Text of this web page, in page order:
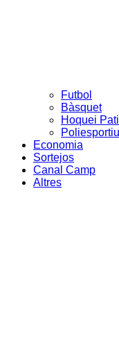
Futbol
Bàsquet
Hoquei
Poliesportiu
Economia
Sortejos
Canal Camp
Altres